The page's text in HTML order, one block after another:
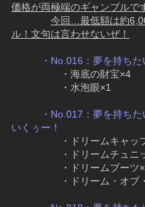
価格が両極端のギャンブルで
今回…最低額は約
ル！文句は言わせないぜ！
・No.016：夢を持ち
・海底の財宝×4
・水泡眼×1
・No.017：夢を持ち
いくぅー！
・ドリームキャップ
・ドリームチュニッ
・ドリームブーツ
・ドリーム・オブ・ウ